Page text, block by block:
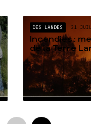
DES LANDES 31
Incendies :
de la Terre